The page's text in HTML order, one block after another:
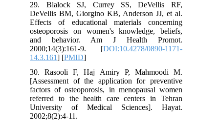
29. Blalock SJ, Currey SS, DeVellis RF,
DeVellis BM, Giorgino KB, Anderson JJ, et al.
Effects of educational materials concerning
osteoporosis on women's knowledge, beliefs,
and behavior. Am J Health Promot.
2000;14(3):161-9. [DOI:10.4278/0890-1171-
14.3.161] [PMID
30. Rasooli F, Haj Amiry P, Mahmoodi M.
[Assessment of the application for preventive
factors of osteoporosis, in menopausal women
referred to the health care centers in Tehran
University of Medical Sciences]. Hayat.
2002;8(2):4-11.